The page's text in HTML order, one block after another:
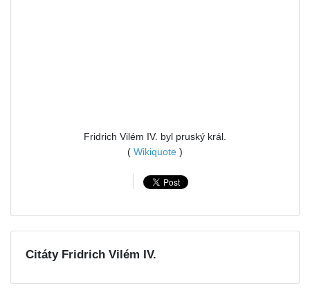
Fridrich Vilém IV. byl pruský král.
( Wikiquote )
Citáty Fridrich Vilém IV.